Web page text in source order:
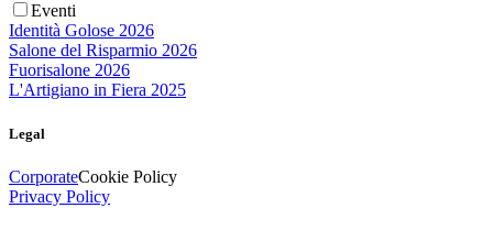
Eventi
Identità Golose 2026
Salone del Risparmio 2026
Fuorisalone 2026
L'Artigiano in Fiera 2025
Legal
CorporateCookie Policy
Privacy Policy